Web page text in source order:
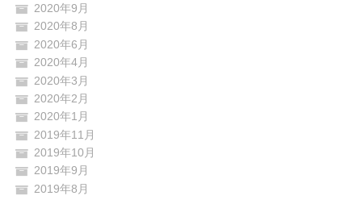
2020年9月
2020年8月
2020年6月
2020年4月
2020年3月
2020年2月
2020年1月
2019年11月
2019年10月
2019年9月
2019年8月